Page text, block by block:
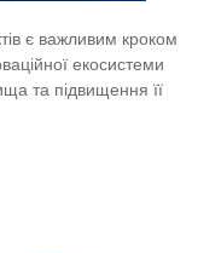
є важливим кроком
екосистеми
та підвищення її